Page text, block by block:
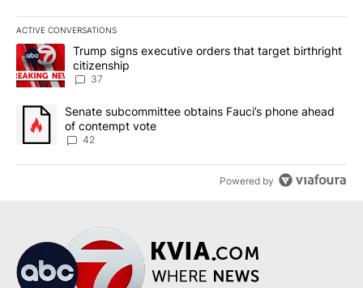
ACTIVE CONVERSATIONS
The following is a list of the most commented articles in the last
A trending article titled "Trump signs executive orders that
Trump signs executive orders that target birthright
citizenship
37
A trending article titled "Senate subcommittee obtains Fauci’s
Senate subcommittee obtains Fauci’s phone ahead
of contempt vote
42
Powered by